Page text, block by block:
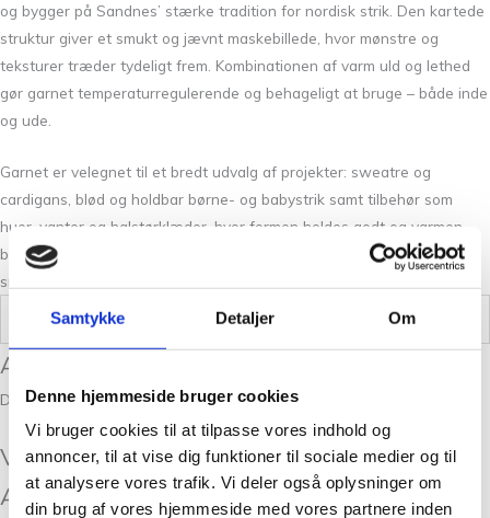
Samtykke Detaljer Om
Denne hjemmeside bruger cookies
Vi bruger cookies til at tilpasse vores indhold og
annoncer, til at vise dig funktioner til sociale medier og til
at analysere vores trafik. Vi deler også oplysninger om
din brug af vores hjemmeside med vores partnere inden
og bygger på Sandnes’ stærke tradition for nordisk strik. Den kartede
struktur giver et smukt og jævnt maskebillede, hvor mønstre og
teksturer træder tydeligt frem. Kombinationen af varm uld og lethed
gør garnet temperaturregulerende og behageligt at bruge – både inde
og ude.
Garnet er velegnet til et bredt udvalg af projekter: sweatre og
cardigans, blød og holdbar børne- og babystrik samt tilbehør som
huer, vanter og halstørklæder, hvor formen holdes godt og varmen
bevares. Det egner sig desuden fremragende til strukturstrik,
snoninger og farvekombinationer.
Vægt ,5 kg
Anmeldelser
Der er endnu ikke nogle anmeldelser.
Vær den første til at anmelde “PetiteKnit
Atlas September Sky 6351”